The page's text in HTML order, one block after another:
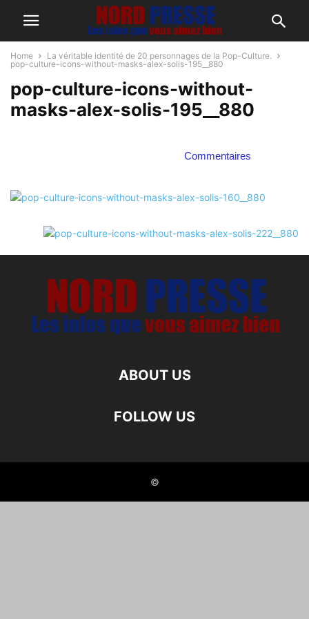
Home
La véritable identité de 20 personnages de la Pop-Culture.
pop-culture-icons-without-masks-alex-solis-195__880
pop-culture-icons-without-
masks-alex-solis-195__880
Commentaires
ABOUT US
FOLLOW US
©